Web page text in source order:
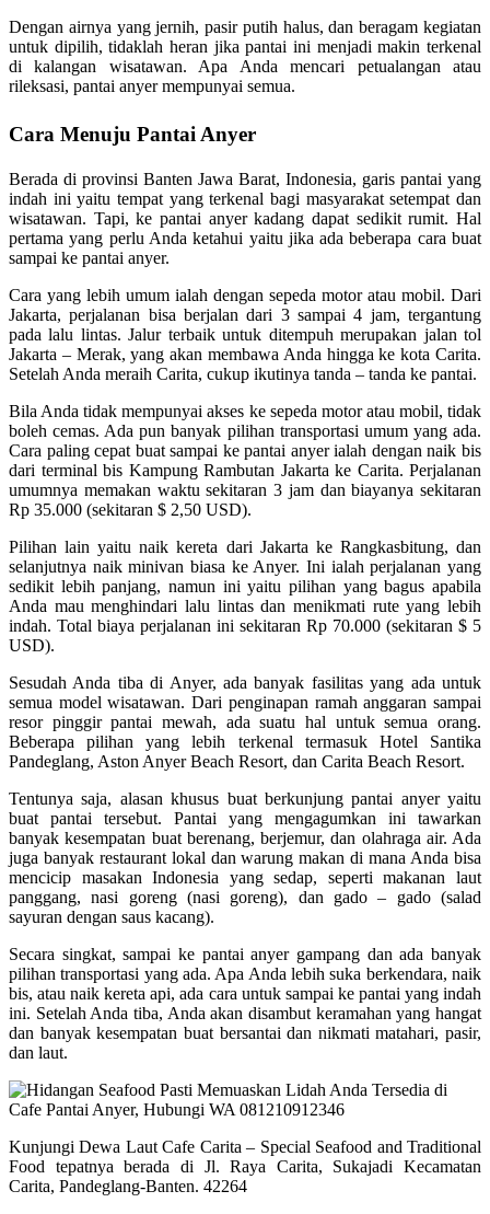
Dengan airnya yang jernih, pasir putih halus, dan beragam kegiatan
untuk dipilih, tidaklah heran jika pantai ini menjadi makin terkenal
di kalangan wisatawan. Apa Anda mencari petualangan atau
rileksasi, pantai anyer mempunyai semua.
Cara Menuju Pantai Anyer
Berada di provinsi Banten Jawa Barat, Indonesia, garis pantai yang
indah ini yaitu tempat yang terkenal bagi masyarakat setempat dan
wisatawan. Tapi, ke pantai anyer kadang dapat sedikit rumit. Hal
pertama yang perlu Anda ketahui yaitu jika ada beberapa cara buat
sampai ke pantai anyer.
Cara yang lebih umum ialah dengan sepeda motor atau mobil. Dari
Jakarta, perjalanan bisa berjalan dari 3 sampai 4 jam, tergantung
pada lalu lintas. Jalur terbaik untuk ditempuh merupakan jalan tol
Jakarta – Merak, yang akan membawa Anda hingga ke kota Carita.
Setelah Anda meraih Carita, cukup ikutinya tanda – tanda ke pantai.
Bila Anda tidak mempunyai akses ke sepeda motor atau mobil, tidak
boleh cemas. Ada pun banyak pilihan transportasi umum yang ada.
Cara paling cepat buat sampai ke pantai anyer ialah dengan naik bis
dari terminal bis Kampung Rambutan Jakarta ke Carita. Perjalanan
umumnya memakan waktu sekitaran 3 jam dan biayanya sekitaran
Rp 35.000 (sekitaran $ 2,50 USD).
Pilihan lain yaitu naik kereta dari Jakarta ke Rangkasbitung, dan
selanjutnya naik minivan biasa ke Anyer. Ini ialah perjalanan yang
sedikit lebih panjang, namun ini yaitu pilihan yang bagus apabila
Anda mau menghindari lalu lintas dan menikmati rute yang lebih
indah. Total biaya perjalanan ini sekitaran Rp 70.000 (sekitaran $ 5
USD).
Sesudah Anda tiba di Anyer, ada banyak fasilitas yang ada untuk
semua model wisatawan. Dari penginapan ramah anggaran sampai
resor pinggir pantai mewah, ada suatu hal untuk semua orang.
Beberapa pilihan yang lebih terkenal termasuk Hotel Santika
Pandeglang, Aston Anyer Beach Resort, dan Carita Beach Resort.
Tentunya saja, alasan khusus buat berkunjung pantai anyer yaitu
buat pantai tersebut. Pantai yang mengagumkan ini tawarkan
banyak kesempatan buat berenang, berjemur, dan olahraga air. Ada
juga banyak restaurant lokal dan warung makan di mana Anda bisa
mencicip masakan Indonesia yang sedap, seperti makanan laut
panggang, nasi goreng (nasi goreng), dan gado – gado (salad
sayuran dengan saus kacang).
Secara singkat, sampai ke pantai anyer gampang dan ada banyak
pilihan transportasi yang ada. Apa Anda lebih suka berkendara, naik
bis, atau naik kereta api, ada cara untuk sampai ke pantai yang indah
ini. Setelah Anda tiba, Anda akan disambut keramahan yang hangat
dan banyak kesempatan buat bersantai dan nikmati matahari, pasir,
dan laut.
Kunjungi Dewa Laut Cafe Carita – Special Seafood and Traditional
Food tepatnya berada di Jl. Raya Carita, Sukajadi Kecamatan
Carita, Pandeglang-Banten. 42264